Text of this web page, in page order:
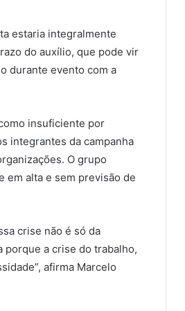
estaria integralmente
do auxílio, que pode vir
durante evento com a
insuficiente por
integrantes da campanha
O grupo
em alta e sem previsão de
crise não é só da
porque a crise do trabalho,
afirma Marcelo